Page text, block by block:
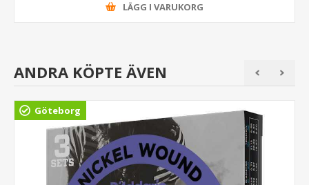
LÄGG I VARUKORG
ANDRA KÖPTE ÄVEN
Göteborg